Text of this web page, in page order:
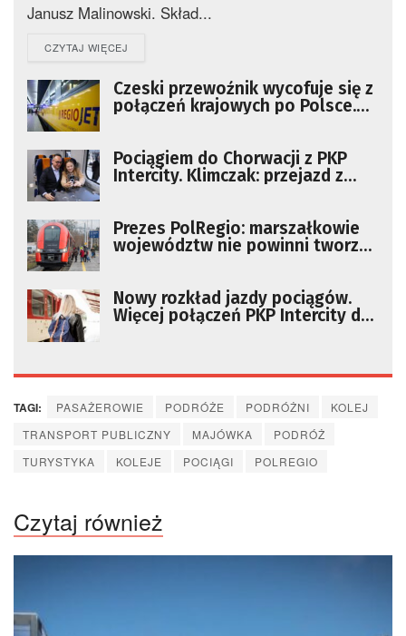
Janusz Malinowski. Skład...
CZYTAJ WIĘCEJ
Czeski przewoźnik wycofuje się z
połączeń krajowych po Polsce.
Pociągiem do Chorwacji z PKP
Intercity. Klimczak: przejazd z
Prezes PolRegio: marszałkowie
województw nie powinni tworzyć
Nowy rozkład jazdy pociągów.
Więcej połączeń PKP Intercity do
TAGI: PASAŻEROWIE PODRÓŻE PODRÓŻNI
KOLEJ
TRANSPORT PUBLICZNY
MAJÓWKA
PODRÓŻ
TURYSTYKA
KOLEJE POCIĄGI POLREGIO
Czytaj również